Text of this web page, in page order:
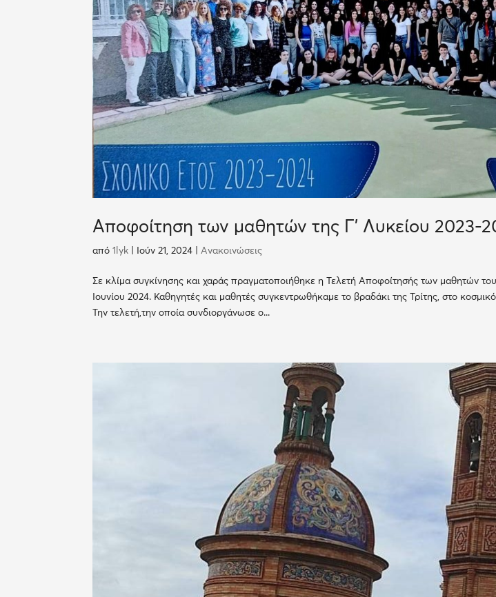
Αποφοίτηση των μαθητών της Γ’ Λυκείου 2023-
από1lyk Ιούν 21, 2024 Ανακοινώσεις
Σε κλίμα συγκίνησης και χαράς πραγματοποιήθηκε η Τελετή Αποφοίτησής των μαθητών
Ιουνίου 2024. Καθηγητές και μαθητές συγκεντρωθήκαμε το βραδάκι της Τρίτης, στο
Την τελετή,την οποία συνδιοργάνωσε ο...